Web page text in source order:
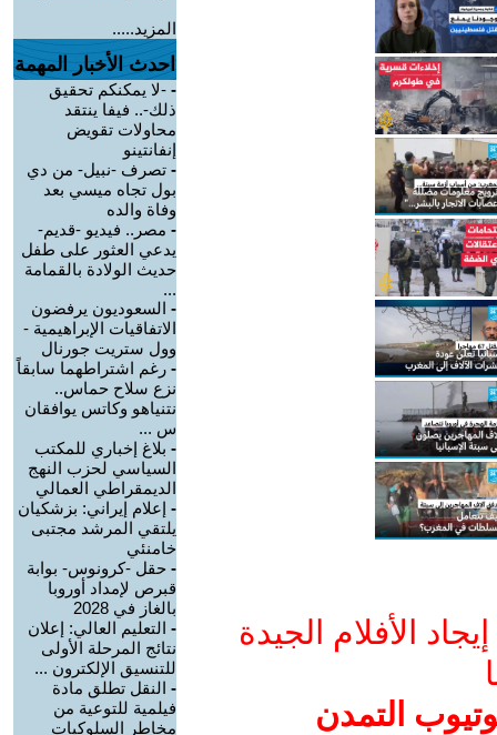
الأفلام الجيدة
التمدن
المزيد.....
احدث الأخبار المهمة
- -لا يمكنكم تحقيق
ذلك-.. فيفا ينتقد
محاولات تقويض
إنفانتينو
- تصرف -نبيل- من دي
بول تجاه ميسي بعد
وفاة والده
- مصر.. فيديو -قديم-
يدعي العثور على طفل
حديث الولادة بالقمامة
...
- السعوديون يرفضون
الاتفاقيات الإبراهيمية -
وول ستريت جورنال
- رغم اشتراطهما سابقاً
نزع سلاح حماس..
نتنياهو وكاتس يوافقان
س ...
- بلاغ إخباري للمكتب
السياسي لحزب النهج
الديمقراطي العمالي
- إعلام إيراني: بزشكيان
يلتقي المرشد مجتبى
خامنئي
- حقل -كرونوس- بوابة
قبرص لإمداد أوروبا
بالغاز في 2028
- التعليم العالي: إعلان
نتائج المرحلة الأولى
للتنسيق الإلكترون ...
- النقل تطلق مادة
فيلمية للتوعية من
مخاطر السلوكيات